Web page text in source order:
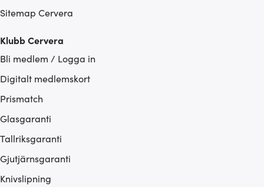
Sitemap Cervera
Klubb Cervera
Bli medlem / Logga in
Digitalt medlemskort
Prismatch
Glasgaranti
Tallriksgaranti
Gjutjärnsgaranti
Knivslipning